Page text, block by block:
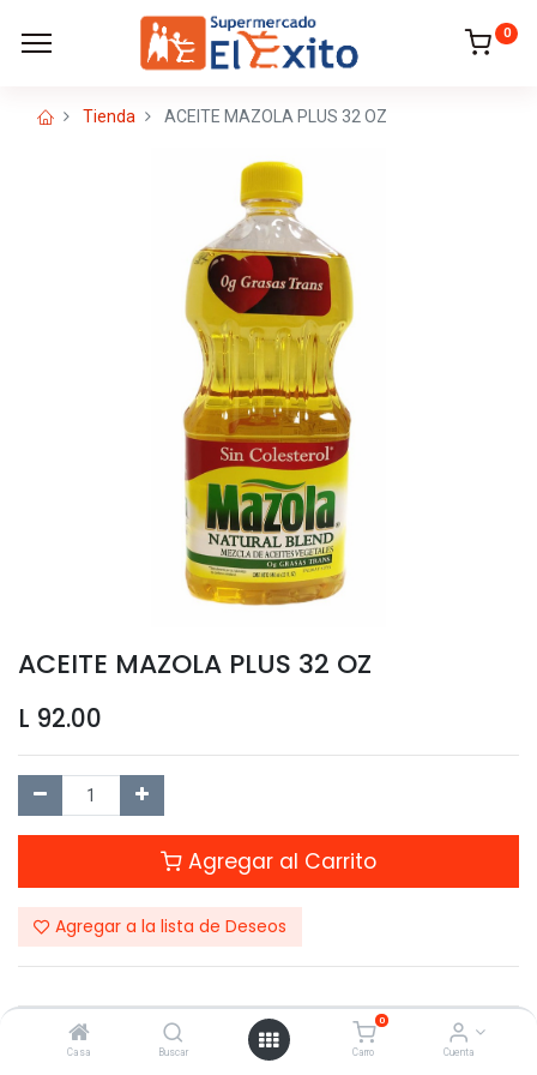
Casa Buscar
0
Carro Cuenta
0
Tienda ACEITE MAZOLA PLUS 32 OZ
ACEITE MAZOLA PLUS 32 OZ
L 92.00
Agregar al Carrito
Agregar a la lista de Deseos
Compartir este Producto: